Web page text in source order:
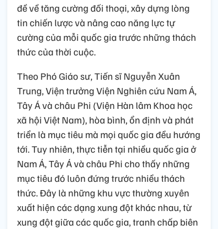
đề về tăng cường đối thoại, xây dựng lòng
tin chiến lược và nâng cao năng lực tự
cường của mỗi quốc gia trước những thách
thức của thời cuộc.
Theo Phó Giáo sư, Tiến sĩ Nguyễn Xuân
Trung, Viện trưởng Viện Nghiên cứu Nam Á,
Tây Á và châu Phi (Viện Hàn lâm Khoa học
xã hội Việt Nam), hòa bình, ổn định và phát
triển là mục tiêu mà mọi quốc gia đều hướng
tới. Tuy nhiên, thực tiễn tại nhiều quốc gia ở
Nam Á, Tây Á và châu Phi cho thấy những
mục tiêu đó luôn đứng trước nhiều thách
thức. Đây là những khu vực thường xuyên
xuất hiện các dạng xung đột khác nhau, từ
xung đột giữa các quốc gia, tranh chấp biên